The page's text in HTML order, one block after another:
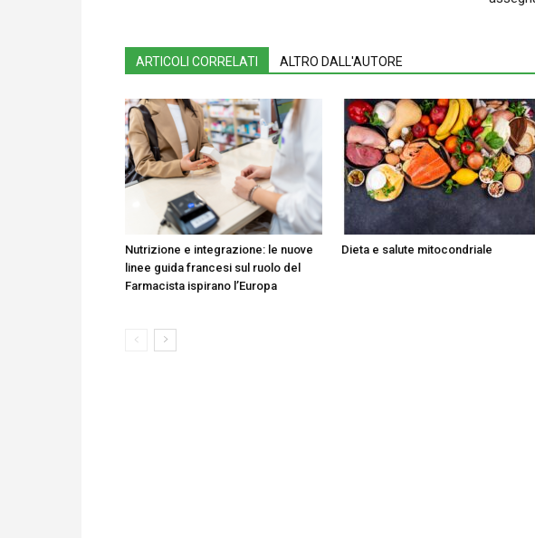
ARTICOLI CORRELATI ALTRO DALL'AUTORE
Nutrizione e integrazione: le nuove
linee guida francesi sul ruolo del
Farmacista ispirano l’Europa
Dieta e salute mitocondriale